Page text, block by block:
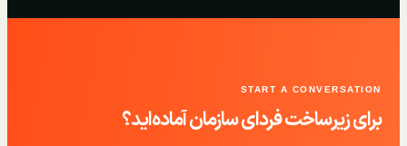
START A CONVERSATION
برای زیرساخت فردای سازمان آماده‌اید؟